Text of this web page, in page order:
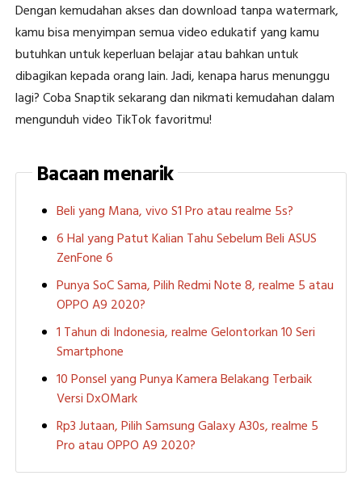
Dengan kemudahan akses dan download tanpa watermark,
kamu bisa menyimpan semua video edukatif yang kamu
butuhkan untuk keperluan belajar atau bahkan untuk
dibagikan kepada orang lain. Jadi, kenapa harus menunggu
lagi? Coba Snaptik sekarang dan nikmati kemudahan dalam
mengunduh video TikTok favoritmu!
Bacaan menarik
Beli yang Mana, vivo S1 Pro atau realme 5s?
6 Hal yang Patut Kalian Tahu Sebelum Beli ASUS
ZenFone 6
Punya SoC Sama, Pilih Redmi Note 8, realme 5 atau
OPPO A9 2020?
1 Tahun di Indonesia, realme Gelontorkan 10 Seri
Smartphone
10 Ponsel yang Punya Kamera Belakang Terbaik
Versi DxOMark
Rp3 Jutaan, Pilih Samsung Galaxy A30s, realme 5
Pro atau OPPO A9 2020?